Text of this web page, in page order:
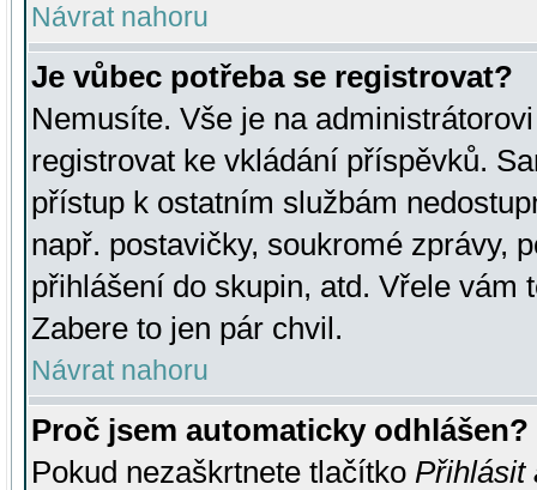
Návrat nahoru
Je vůbec potřeba se registrovat?
Nemusíte. Vše je na
registrovat ke vkládání příspěvků.
přístup k ostatním službám
např. postavičky, soukromé zprávy,
přihlášení do skupin, atd. Vřele vám
Zabere to jen pár chvil.
Návrat nahoru
Proč jsem automaticky odhlášen?
Pokud nezaškrtnete tlačítko Přihlásit